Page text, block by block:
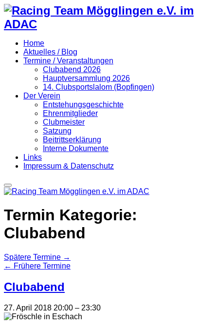
Home
Aktuelles / Blog
Termine / Veranstaltungen
Clubabend 2026
Hauptversammlung 2026
14. Clubsportslalom (Bopfingen)
Der Verein
Entstehungsgeschichte
Ehrenmitglieder
Clubmeister
Satzung
Beitrittserklärung
Interne Dokumente
Links
Impressum & Datenschutz
Primary
Menu
Termin Kategorie:
Clubabend
Spätere Termine →
← Frühere Termine
Clubabend
27. April 2018 20:00 – 23:30